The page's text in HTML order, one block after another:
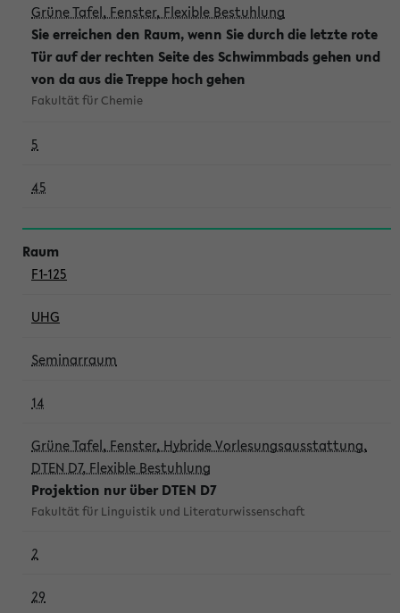
Grüne Tafel, Fenster, Flexible Bestuhlung
Sie erreichen den Raum, wenn Sie durch die letzte rote
Tür auf der rechten Seite des Schwimmbads gehen und
von da aus die Treppe hoch gehen
Fakultät für Chemie
5
45
F1-125
UHG
Seminarraum
14
Grüne Tafel, Fenster, Hybride Vorlesungsausstattung,
DTEN D7, Flexible Bestuhlung
Projektion nur über DTEN D7
Fakultät für Linguistik und Literaturwissenschaft
2
29